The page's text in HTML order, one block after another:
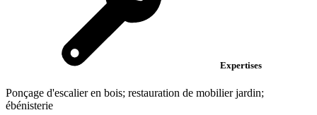
Expertises
Ponçage d'escalier en bois; restauration de mobilier jardin;
ébénisterie